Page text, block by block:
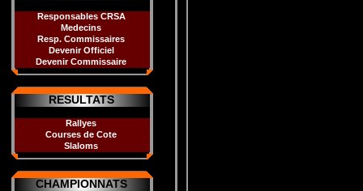
Responsables CRSA
Medecins
Resp. Commissaires
Devenir Officiel
Devenir Commissaire
RESULTATS
Rallyes
Courses de Cote
Slaloms
CHAMPIONNATS